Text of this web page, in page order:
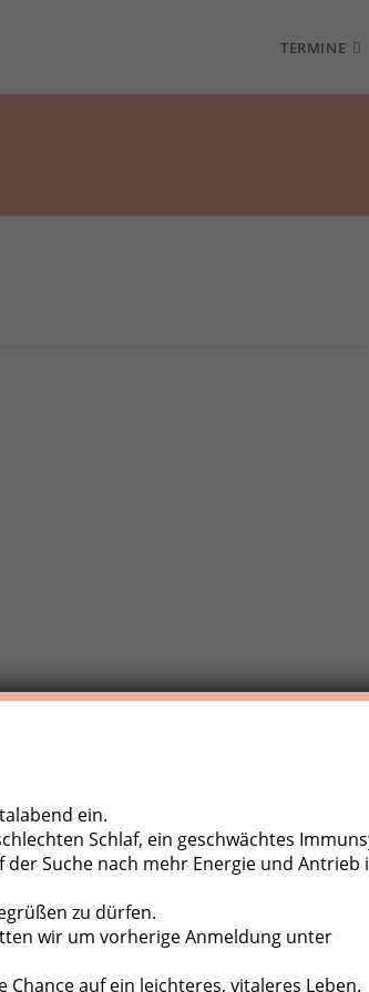
TERMINE
(MTT) ist eine aktive Behandlungsform der
Kleingeräte und der eigene Körper als
ein.
Schlaf, ein geschwächtes
der Suche nach mehr Energie und Antrieb
zu dürfen.
wir um vorherige Anmeldung unter
auf ein leichteres, vitaleres Leben.